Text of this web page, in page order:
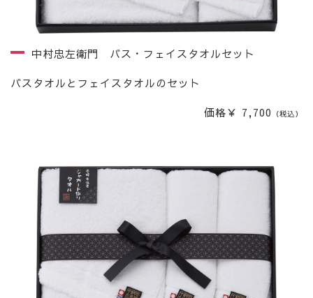
中村忠左衛門 バス・フェイスタオルセット
バスタオルとフェイスタオルのセット
価格￥ 7,700 （税込）